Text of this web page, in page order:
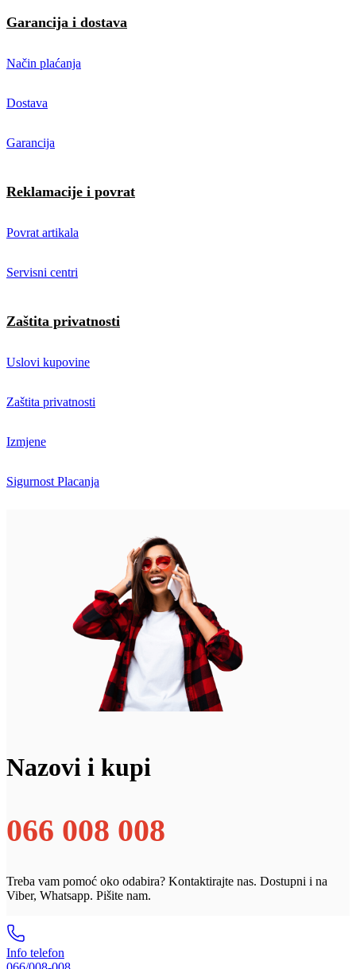
Garancija i dostava
Način plaćanja
Dostava
Garancija
Reklamacije i povrat
Povrat artikala
Servisni centri
Zaštita privatnosti
Uslovi kupovine
Zaštita privatnosti
Izmjene
Sigurnost Placanja
Nazovi i kupi
066 008 008
Treba vam pomoć oko odabira? Kontaktirajte nas. Dostupni i na
Viber, Whatsapp. Pišite nam.
Info telefon